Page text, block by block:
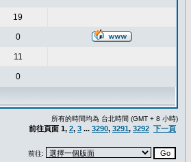
19
0
11
0
所有的時間均為 台北時間 (GMT + 8 小時)
前往頁面 1, 2, 3 ... 3290, 3291, 3292 下一頁
前往: